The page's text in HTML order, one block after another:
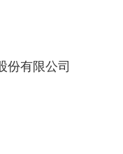
份有限公司